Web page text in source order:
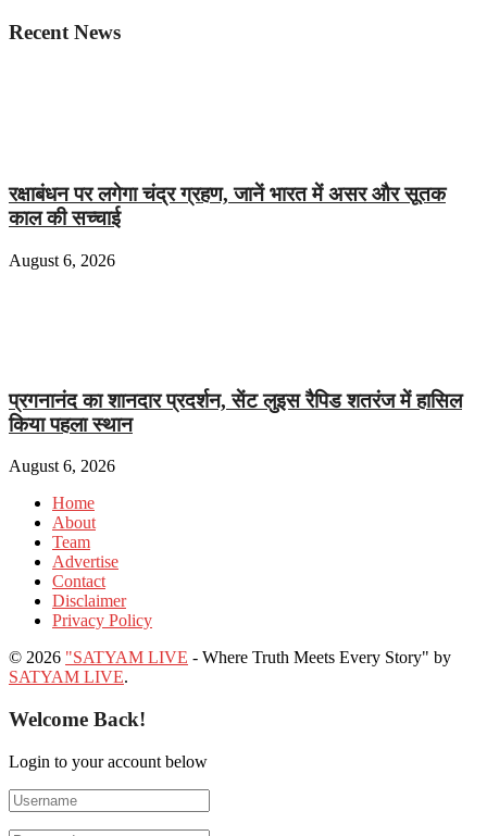
Recent News
रक्षाबंधन पर लगेगा चंद्र ग्रहण, जानें भारत में असर और सूतक
काल की सच्चाई
August 6, 2026
प्रगनानंद का शानदार प्रदर्शन, सेंट लुइस रैपिड शतरंज में हासिल
किया पहला स्थान
August 6, 2026
Home
About
Team
Advertise
Contact
Disclaimer
Privacy Policy
© 2026 "SATYAM LIVE - Where Truth Meets Every Story" by
SATYAM LIVE.
Welcome Back!
Login to your account below